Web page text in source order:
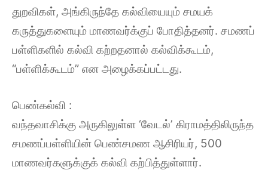
துறவிகள், அங்கிருந்தே கல்வியையும் சமயக்
கருத்துகளையும் மாணவர்க்குப் போதித்தனர். சமணப்
பள்ளிகளில் கல்வி கற்றதனால் கல்விக்கூடம்,
“பள்ளிக்கூடம்” என அழைக்கப்பட்டது.
பெண்கல்வி :
வந்தவாசிக்கு அருகிலுள்ள ‘வேடல்’ கிராமத்திலிருந்த
சமணப்பள்ளியின் பெண்சமண ஆசிரியர், 500
மாணவர்களுக்குக் கல்வி கற்பித்துள்ளார்.